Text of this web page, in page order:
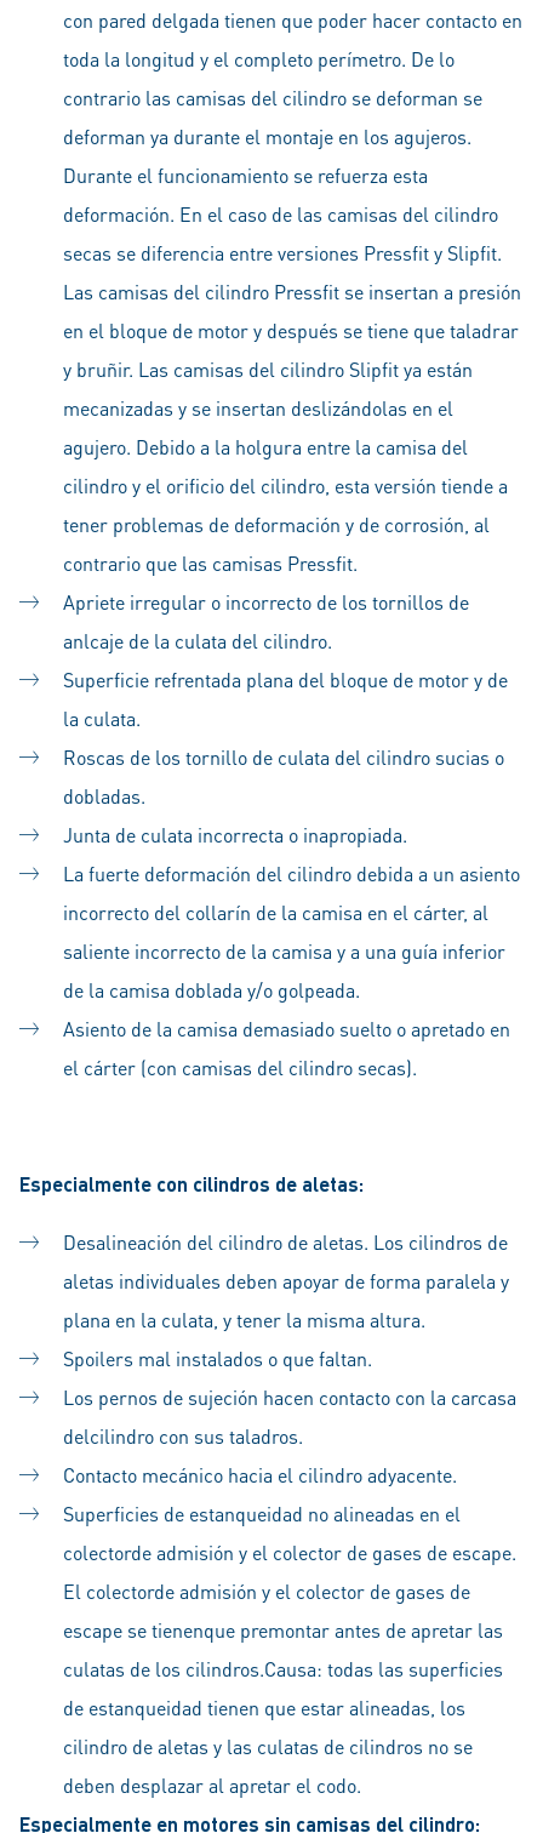
con pared delgada tienen que poder hacer contacto en
toda la longitud y el completo perímetro. De lo
contrario las camisas del cilindro se deforman se
deforman ya durante el montaje en los agujeros.
Durante el funcionamiento se refuerza esta
deformación. En el caso de las camisas del cilindro
secas se diferencia entre versiones Pressfit y Slipfit.
Las camisas del cilindro Pressfit se insertan a presión
en el bloque de motor y después se tiene que taladrar
y bruñir. Las camisas del cilindro Slipfit ya están
mecanizadas y se insertan deslizándolas en el
agujero. Debido a la holgura entre la camisa del
cilindro y el orificio del cilindro, esta versión tiende a
tener problemas de deformación y de corrosión, al
contrario que las camisas Pressfit.
Apriete irregular o incorrecto de los tornillos de
anlcaje de la culata del cilindro.
Superficie refrentada plana del bloque de motor y de
la culata.
Roscas de los tornillo de culata del cilindro sucias o
dobladas.
Junta de culata incorrecta o inapropiada.
La fuerte deformación del cilindro debida a un asiento
incorrecto del collarín de la camisa en el cárter, al
saliente incorrecto de la camisa y a una guía inferior
de la camisa doblada y/o golpeada.
Asiento de la camisa demasiado suelto o apretado en
el cárter (con camisas del cilindro secas).
Especialmente con cilindros de aletas:
Desalineación del cilindro de aletas. Los cilindros de
aletas individuales deben apoyar de forma paralela y
plana en la culata, y tener la misma altura.
Spoilers mal instalados o que faltan.
Los pernos de sujeción hacen contacto con la carcasa
delcilindro con sus taladros.
Contacto mecánico hacia el cilindro adyacente.
Superficies de estanqueidad no alineadas en el
colectorde admisión y el colector de gases de escape.
El colectorde admisión y el colector de gases de
escape se tienenque premontar antes de apretar las
culatas de los cilindros.Causa: todas las superficies
de estanqueidad tienen que estar alineadas, los
cilindro de aletas y las culatas de cilindros no se
deben desplazar al apretar el codo.
Especialmente en motores sin camisas del cilindro: